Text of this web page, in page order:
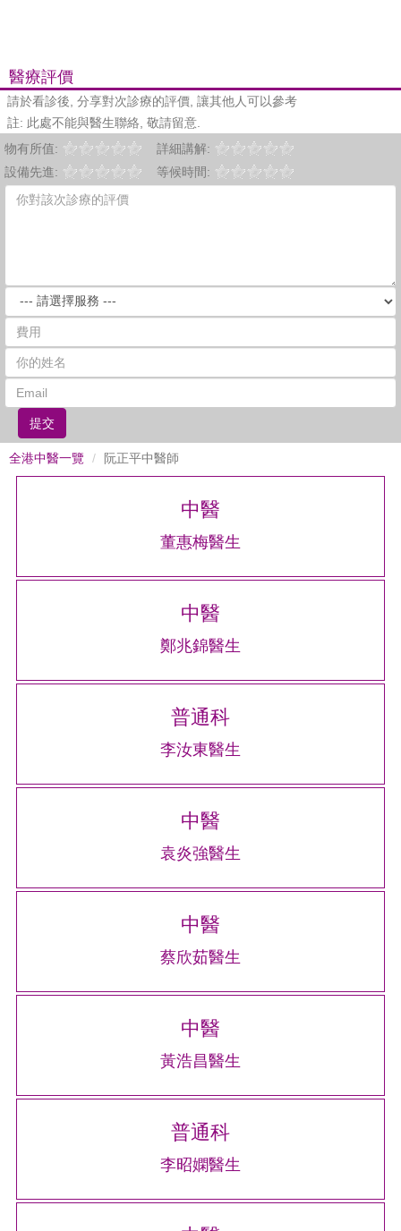
醫療評價
請於看診後, 分享對次診療的評價, 讓其他人可以參考
註: 此處不能與醫生聯絡, 敬請留意.
物有所值:
詳細講解:
設備先進:
等候時間:
提交
全港中醫一覽 阮正平中醫師
中醫
董惠梅醫生
中醫
鄭兆錦醫生
普通科
李汝東醫生
中醫
袁炎強醫生
中醫
蔡欣茹醫生
中醫
黃浩昌醫生
普通科
李昭嫻醫生